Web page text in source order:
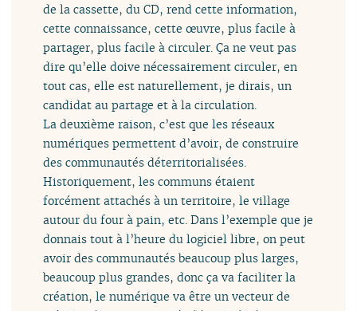
de la cassette, du CD, rend cette information,
cette connaissance, cette œuvre, plus facile à
partager, plus facile à circuler. Ça ne veut pas
dire qu’elle doive nécessairement circuler, en
tout cas, elle est naturellement, je dirais, un
candidat au partage et à la circulation.
La deuxième raison, c’est que les réseaux
numériques permettent d’avoir, de construire
des communautés déterritorialisées.
Historiquement, les communs étaient
forcément attachés à un territoire, le village
autour du four à pain, etc. Dans l’exemple que je
donnais tout à l’heure du logiciel libre, on peut
avoir des communautés beaucoup plus larges,
beaucoup plus grandes, donc ça va faciliter la
création, le numérique va être un vecteur de